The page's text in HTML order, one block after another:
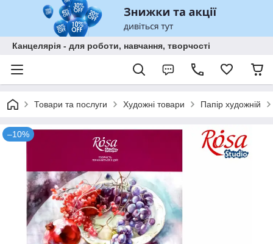
Канцелярія - для роботи, навчання, творчості
Товари та послуги Художні товари Папір художній
–10%